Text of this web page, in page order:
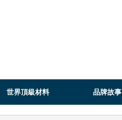
世界頂級材料 品牌故事